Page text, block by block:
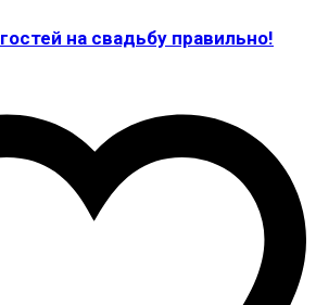
на свадьбу правильно!